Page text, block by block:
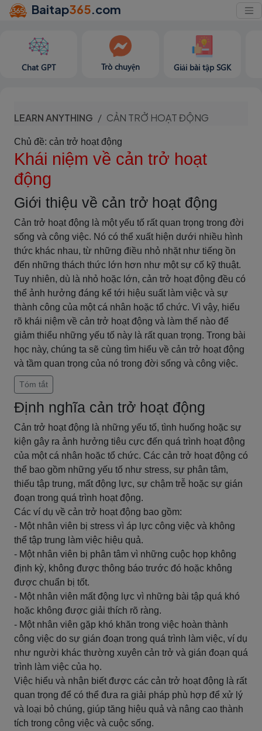
Baitap365.com
Chat GPT Trò chuyện Giải bài tập SGK
LEARN ANYTHING CẢN TRỞ HOẠT ĐỘNG
Chủ đề: cản trở hoạt động
Khái niệm về cản trở hoạt
động
Giới thiệu về cản trở hoạt động
Cản trở hoạt động là một yếu tố rất quan trọng trong đời
sống và công việc. Nó có thể xuất hiện dưới nhiều hình
thức khác nhau, từ những điều nhỏ nhặt như tiếng ồn
đến những thách thức lớn hơn như một sự cố kỹ thuật.
Tuy nhiên, dù là nhỏ hoặc lớn, cản trở hoạt động đều có
thể ảnh hưởng đáng kể tới hiệu suất làm việc và sự
thành công của một cá nhân hoặc tổ chức. Vì vậy, hiểu
rõ khái niệm về cản trở hoạt động và làm thế nào để
giảm thiểu những yếu tố này là rất quan trọng. Trong bài
học này, chúng ta sẽ cùng tìm hiểu về cản trở hoạt động
và tầm quan trọng của nó trong đời sống và công việc.
Tóm tắt
Định nghĩa cản trở hoạt động
Cản trở hoạt động là những yếu tố, tình huống hoặc sự
kiện gây ra ảnh hưởng tiêu cực đến quá trình hoạt động
của một cá nhân hoặc tổ chức. Các cản trở hoạt động có
thể bao gồm những yếu tố như stress, sự phân tâm,
thiếu tập trung, mất động lực, sự chậm trễ hoặc sự gián
đoạn trong quá trình hoạt động.
Các ví dụ về cản trở hoạt động bao gồm:
- Một nhân viên bị stress vì áp lực công việc và không
thể tập trung làm việc hiệu quả.
- Một nhân viên bị phân tâm vì những cuộc họp không
định kỳ, không được thông báo trước đó hoặc không
được chuẩn bị tốt.
- Một nhân viên mất động lực vì những bài tập quá khó
hoặc không được giải thích rõ ràng.
- Một nhân viên gặp khó khăn trong việc hoàn thành
công việc do sự gián đoạn trong quá trình làm việc, ví dụ
như người khác thường xuyên cản trở và gián đoạn quá
trình làm việc của họ.
Việc hiểu và nhận biết được các cản trở hoạt động là rất
quan trọng để có thể đưa ra giải pháp phù hợp để xử lý
và loại bỏ chúng, giúp tăng hiệu quả và nâng cao thành
tích trong công việc và cuộc sống.